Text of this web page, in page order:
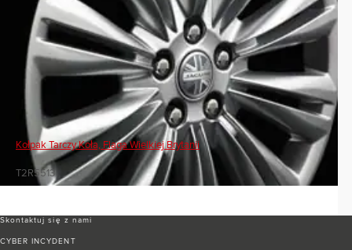
Kołpak Tarczy Koła, Flaga Wielkiej Brytanii
T2R5513
Skontaktuj się z nami
CYBER INCYDENT